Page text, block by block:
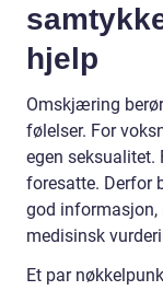
hjelp
Omskjæring
følelser. For
egen seksualitet.
foresatte. Derfor
god informasjon,
medisinsk
Et par